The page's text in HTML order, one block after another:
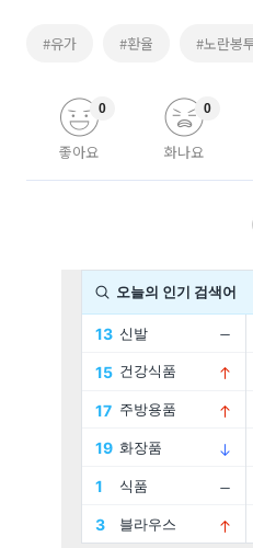
#유가 #환율 #노란봉
좋아요
0
화나요
0